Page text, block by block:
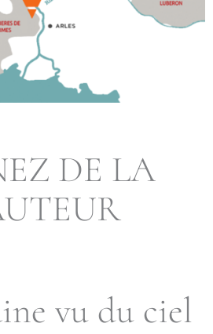
DE LA
vu du ciel